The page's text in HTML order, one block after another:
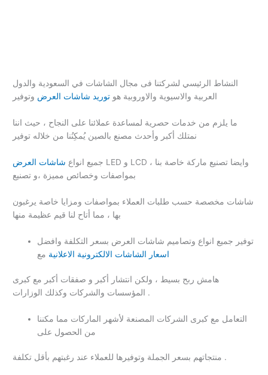
النشاط الرئيسي لشركتنا فى مجال الشاشات في السعودية والدول
العربية والاسيوية والاوروبية هو توريد شاشات العرض وتوفير
ما يلزم من خدمات حصرية لمساعدة عملائنا على النجاح ، حيث اننا
نمتلك أكبر وأحدث مصنع بالصين يُمكِنُنا من خلاله توفير
جميع انواع شاشات العرض
LED و LCD ، وايضا تصنيع ماركة خاصة بنا
بمواصفات وخصائص مميزة ،و تصنيع
شاشات مخصصة حسب طلبات العملاء بمواصفات ومزايا خاصة يرغبون
بها ، مما أتاح لنا قيم عظيمة منها
توفير جميع انواع وتصاميم شاشات العرض بسعر التكلفة وافضل
اسعار الشاشات الالكترونية الاعلانية مع
هامش ربح بسيط ، ولكن انتشار أكبر و صفقات أكبر مع كبرى
المؤسسات والشركات وكذلك الوزارات .
التعامل مع كبرى الشركات المصنعة لأشهر الماركات مما مكننا
من الحصول على
منتجاتهم بسعر الجملة وتوفيرها للعملاء عند رغبتهم بأقل تكلفة .